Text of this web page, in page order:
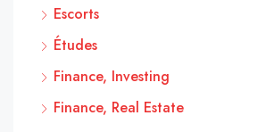
Escorts
Études
Finance, Investing
Finance, Real Estate